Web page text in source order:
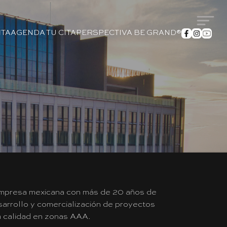
AGENDA TU CITAPERSPECTIVA BE GRAND®
mexicana con más de 20 años de
y comercialización de proyectos
en zonas AAA.